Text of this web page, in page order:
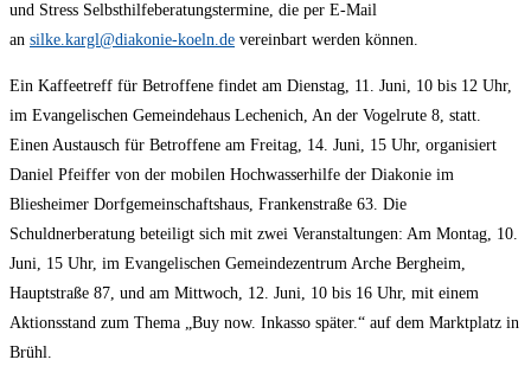
und Stress Selbsthilfeberatungstermine, die per E-Mail
an silke.kargl@diakonie-koeln.de vereinbart werden können.
Ein Kaffeetreff für Betroffene findet am Dienstag, 11. Juni, 10 bis 12 Uhr,
im Evangelischen Gemeindehaus Lechenich, An der Vogelrute 8, statt.
Einen Austausch für Betroffene am Freitag, 14. Juni, 15 Uhr, organisiert
Daniel Pfeiffer von der mobilen Hochwasserhilfe der Diakonie im
Bliesheimer Dorfgemeinschaftshaus, Frankenstraße 63. Die
Schuldnerberatung beteiligt sich mit zwei Veranstaltungen: Am Montag, 10.
Juni, 15 Uhr, im Evangelischen Gemeindezentrum Arche Bergheim,
Hauptstraße 87, und am Mittwoch, 12. Juni, 10 bis 16 Uhr, mit einem
Aktionsstand zum Thema „Buy now. Inkasso später.“ auf dem Marktplatz in
Brühl.